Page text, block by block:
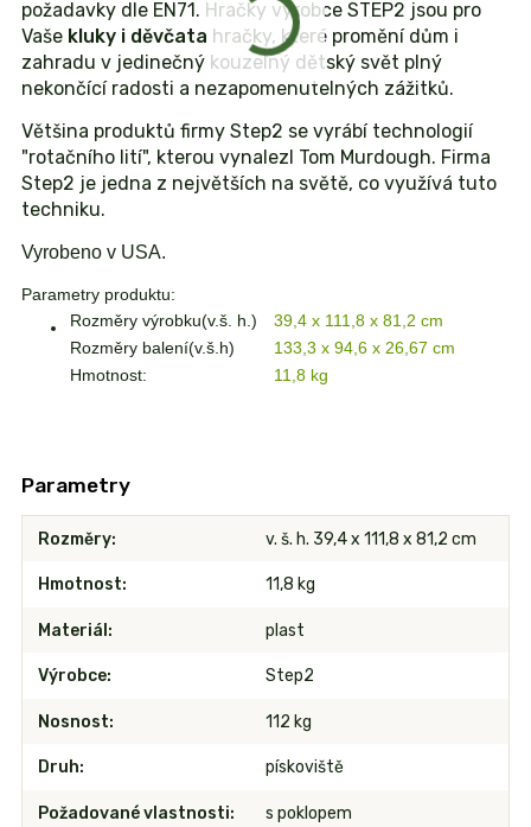
požadavky dle EN71. Hračky výrobce STEP2 jsou pro
Vaše kluky i děvčata hračky, které promění dům i
zahradu v jedinečný kouzelný dětský svět plný
nekončící radosti a nezapomenutelných zážitků.
Většina produktů firmy Step2 se vyrábí technologií
"rotačního lití", kterou vynalezl Tom Murdough. Firma
Step2 je jedna z největších na světě, co využívá tuto
techniku.
Vyrobeno v USA.
Parametry produktu:
Rozměry výrobku(v.š. h.)
39,4 x 111,8 x 81,2 cm
Rozměry balení(v.š.h)
133,3 x 94,6 x 26,67 cm
Hmotnost:
11,8 kg
Parametry
Rozměry v. š. h. 39,4 x 111,8 x 81,2 cm
Hmotnost 11,8 kg
Materiál plast
Výrobce Step2
Nosnost 112 kg
Druh pískoviště
Požadované vlastnosti s poklopem